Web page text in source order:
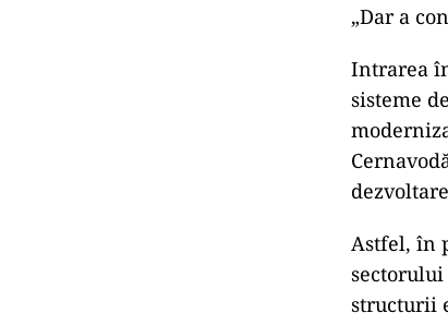
„Dar a
Intrarea
sisteme
Astfel, în
sectorului
structurii